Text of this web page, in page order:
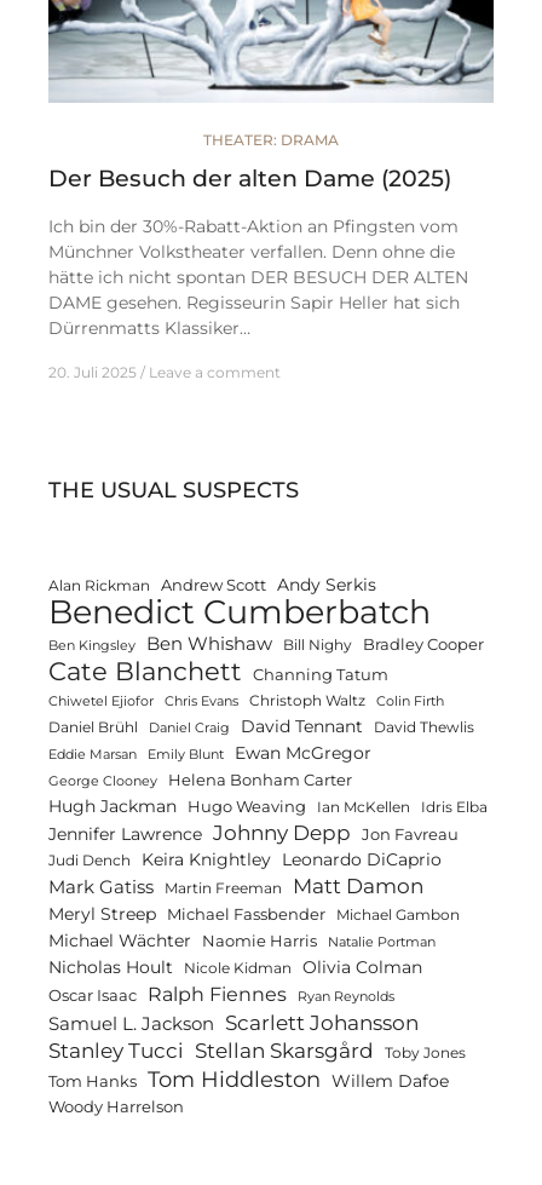
THEATER: DRAMA
Der Besuch der alten Dame (2025)
Ich bin der 30%-Rabatt-Aktion an Pfingsten vom
Münchner Volkstheater verfallen. Denn ohne die
hätte ich nicht spontan DER BESUCH DER ALTEN
DAME gesehen. Regisseurin Sapir Heller hat sich
Dürrenmatts Klassiker…
20. Juli 2025 Leave a comment
THE USUAL SUSPECTS
Alan Rickman Andrew Scott Andy Serkis
Benedict Cumberbatch
Ben Kingsley Ben Whishaw Bill Nighy Bradley Cooper
Cate Blanchett Channing Tatum
Chiwetel Ejiofor Chris Evans Christoph Waltz Colin Firth
Daniel Brühl Daniel Craig David Tennant David Thewlis
Eddie Marsan Emily Blunt Ewan McGregor
George Clooney Helena Bonham Carter
Hugh Jackman Hugo Weaving Ian McKellen Idris Elba
Jennifer Lawrence Johnny Depp Jon Favreau
Judi Dench Keira Knightley Leonardo DiCaprio
Mark Gatiss Martin Freeman Matt Damon
Meryl Streep Michael Fassbender Michael Gambon
Michael Wächter Naomie Harris Natalie Portman
Nicholas Hoult Nicole Kidman Olivia Colman
Oscar Isaac Ralph Fiennes Ryan Reynolds
Samuel L. Jackson Scarlett Johansson
Stanley Tucci Stellan Skarsgård Toby Jones
Tom Hanks Tom Hiddleston Willem Dafoe
Woody Harrelson